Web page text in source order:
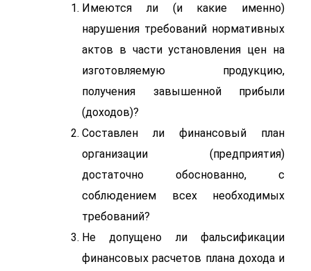
Имеются ли (и какие именно)
нарушения требований нормативных
актов в части установления цен на
изготовляемую продукцию,
получения завышенной прибыли
(доходов)?
Составлен ли финансовый план
организации (предприятия)
достаточно обоснованно, с
соблюдением всех необходимых
требований?
Не допущено ли фальсификации
финансовых расчетов плана дохода и